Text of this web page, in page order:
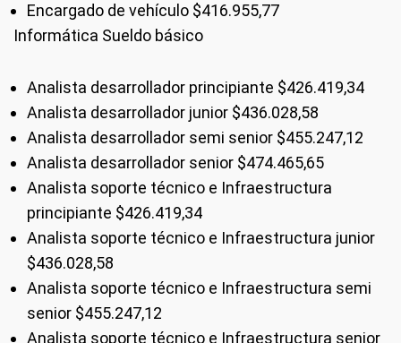
Encargado de vehículo $416.955,77
Informática Sueldo básico
Analista desarrollador principiante $426.419,34
Analista desarrollador junior $436.028,58
Analista desarrollador semi senior $455.247,12
Analista desarrollador senior $474.465,65
Analista soporte técnico e Infraestructura
principiante $426.419,34
Analista soporte técnico e Infraestructura junior
$436.028,58
Analista soporte técnico e Infraestructura semi
senior $455.247,12
Analista soporte técnico e Infraestructura senior